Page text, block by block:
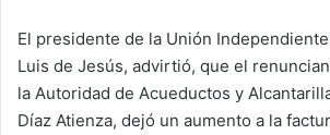
El presidente de la Unión
Luis de Jesús, advirtió, que el
la Autoridad de Acueductos y
Díaz Atienza, dejó un aumento a la